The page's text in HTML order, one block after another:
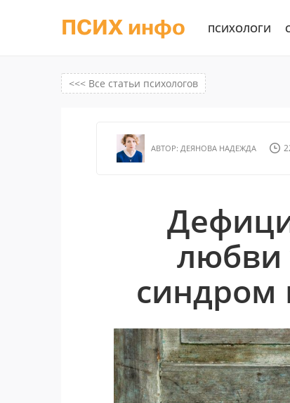
ПСИХ инфо ПСИХОЛОГИ
<<< Все статьи психологов
АВТОР: ДЕЯНОВА НАДЕЖДА
любви
синдром